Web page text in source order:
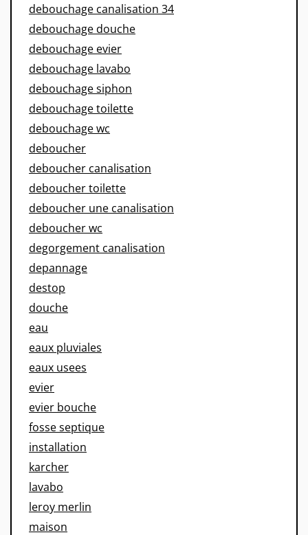
debouchage canalisation 34
debouchage douche
debouchage evier
debouchage lavabo
debouchage siphon
debouchage toilette
debouchage wc
deboucher
deboucher canalisation
deboucher toilette
deboucher une canalisation
deboucher wc
degorgement canalisation
depannage
destop
douche
eau
eaux pluviales
eaux usees
evier
evier bouche
fosse septique
installation
karcher
lavabo
leroy merlin
maison